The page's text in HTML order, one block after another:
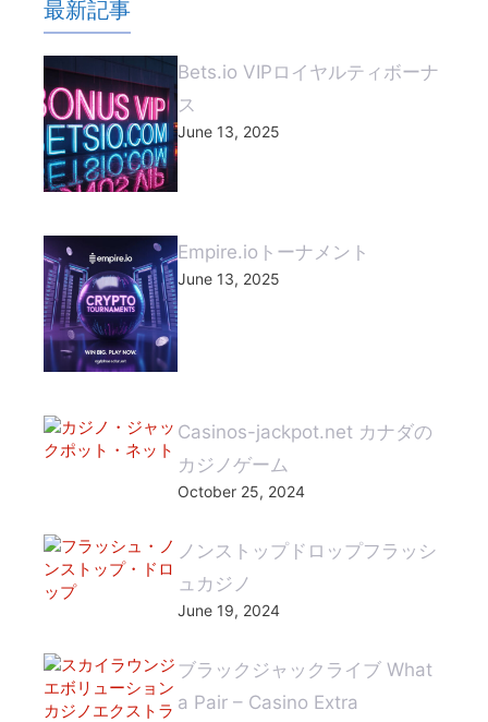
最新記事
Bets.io VIPロイヤルティボーナ
ス
June 13, 2025
Empire.ioトーナメント
June 13, 2025
Casinos-jackpot.net カナダの
カジノゲーム
October 25, 2024
ノンストップドロップフラッシ
ュカジノ
June 19, 2024
ブラックジャックライブ What
a Pair – Casino Extra